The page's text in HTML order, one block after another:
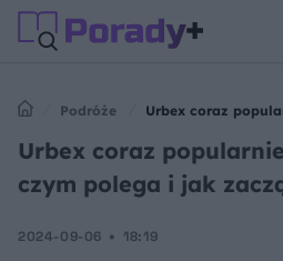
Podróże
Urbex coraz
polega i jak zacząć?
Urbex coraz
czym polega i jak
2024-09-06 18:19